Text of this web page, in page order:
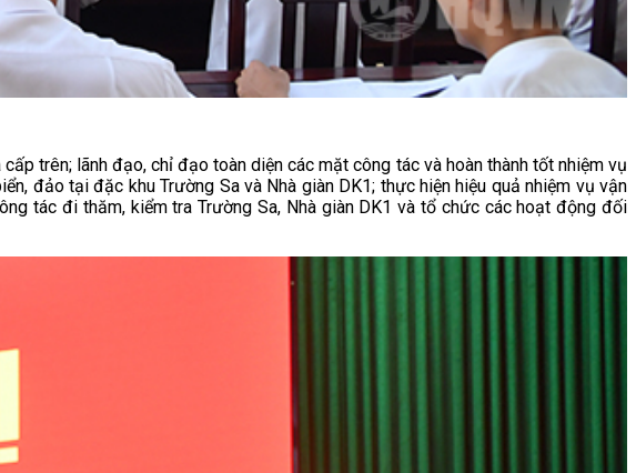
trên; lãnh đạo, chỉ đạo toàn diện các mặt công tác và hoàn thành tốt nhiệm vụ
đảo tại đặc khu Trường Sa và Nhà giàn DK1; thực hiện hiệu quả nhiệm vụ vận
tác đi thăm, kiểm tra Trường Sa, Nhà giàn DK1 và tổ chức các hoạt động đối